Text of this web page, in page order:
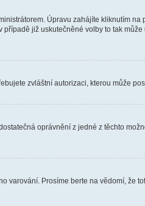
Úpravu zahájíte kliknutím
již uskutečněné volby to tak
zvláštní autorizaci, kterou může
oprávnění z jedné z těchto
varování. Prosíme berte na vědomí, že